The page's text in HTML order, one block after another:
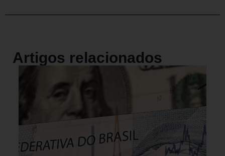
Artigos relacionados